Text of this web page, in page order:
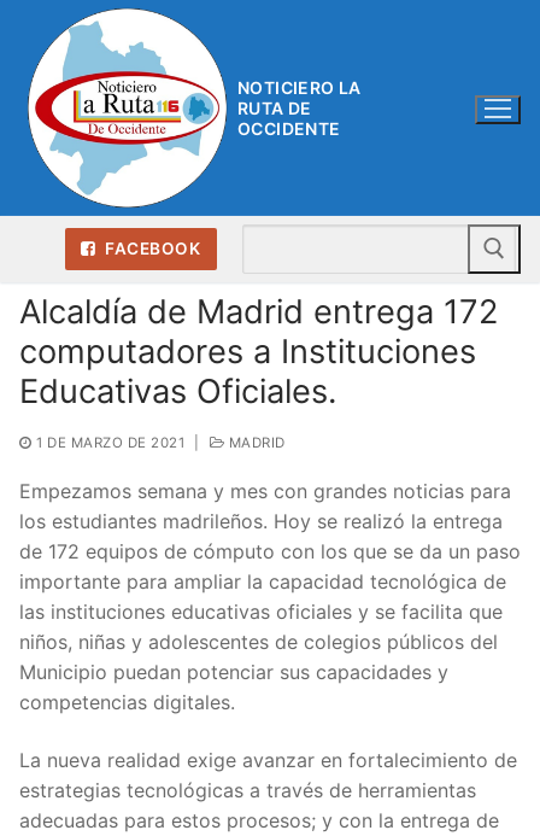
contenido
NOTICIERO LA
RUTA DE
OCCIDENTE
FACEBOOK
Alcaldía de Madrid entrega 172
computadores a Instituciones
Educativas Oficiales.
1 DE MARZO DE 2021 MADRID
Empezamos semana y mes con grandes noticias para
los estudiantes madrileños. Hoy se realizó la entrega
de 172 equipos de cómputo con los que se da un paso
importante para ampliar la capacidad tecnológica de
las instituciones educativas oficiales y se facilita que
niños, niñas y adolescentes de colegios públicos del
Municipio puedan potenciar sus capacidades y
competencias digitales.
La nueva realidad exige avanzar en fortalecimiento de
estrategias tecnológicas a través de herramientas
adecuadas para estos procesos; y con la entrega de